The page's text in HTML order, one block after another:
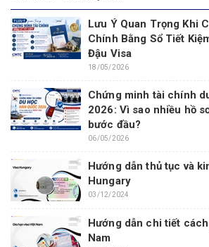
Lưu Ý Quan Trọng Khi
Chính Bằng Sổ Tiết
Đậu Visa
18/05/2026
Chứng minh tài chính
2026: Vì sao nhiều hồ
bước đầu?
06/05/2026
Hướng dẫn thủ tục và
Hungary
03/12/2024
Hướng dẫn chi tiết
Nam